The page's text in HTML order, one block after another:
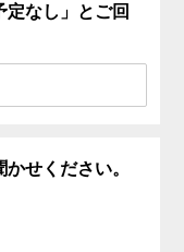
定なし」とご回
せください。